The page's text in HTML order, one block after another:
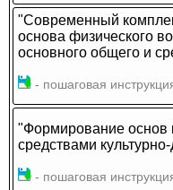
"Современный
основа физического
основного общего и
- пошаговая
"Формирование основ
средствами
- пошаговая